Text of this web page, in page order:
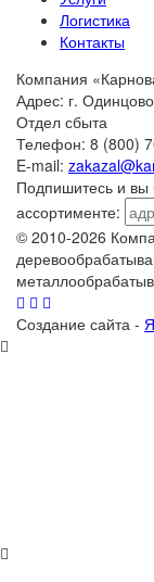
Логистика
Контакты
Компания
Адрес: г.
Отдел сбыта
Телефон: 8 (800)
E-mail:
Подпишитесь и вы
ассортименте:
© 2010-2026
Создание сайта -